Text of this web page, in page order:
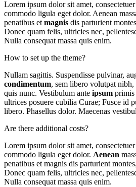
Lorem ipsum dolor sit amet,
commodo ligula eget dolor. Aenean
penatibus etmagnis dis parturient
Donec quam felis, ultricies nec,
Nulla consequat massa quis enim.
How to set up the theme?
Nullam sagittis. Suspendisse pulvinar,
condimentum, sem libero volutpat
quis nunc. Vestibulum ante ipsum primis
ultrices posuere cubilia Curae; Fusce id
libero. Phasellus dolor. Maecenas
Are there additional costs?
Lorem ipsum dolor sit amet,
commodo ligula eget dolor. Aenean
penatibus et magnis dis parturient montes,
Donec quam felis, ultricies nec,
Nulla consequat massa quis enim.